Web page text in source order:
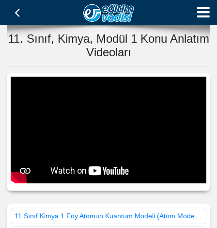
11. Sınıf, Kimya, Modül 1 Konu Anlatım
Videoları